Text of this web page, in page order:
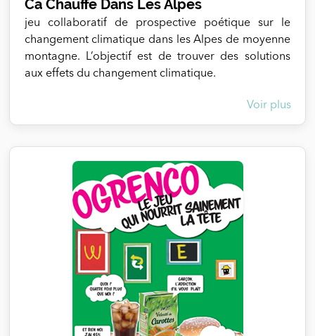
Voir plus
Ca Chauffe Dans Les Alpes
jeu collaboratif de prospective poétique sur le
changement climatique dans les Alpes de moyenne
montagne. L’objectif est de trouver des solutions
aux effets du changement climatique.